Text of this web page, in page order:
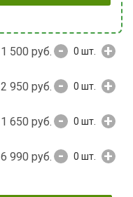
1 500 руб. - 0 шт. +
2 950 руб. - 0 шт. +
1 650 руб. - 0 шт. +
6 990 руб. - 0 шт. +